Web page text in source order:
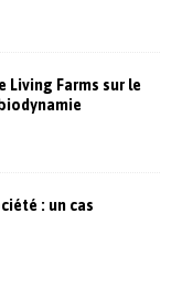
Living Farms sur le
: un cas